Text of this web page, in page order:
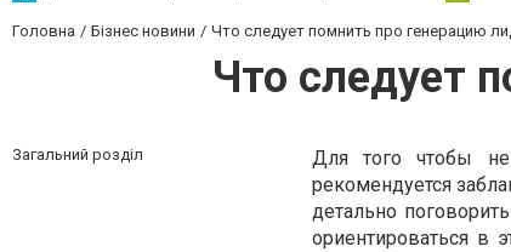
Головна Бізнес новини Что следует помнить про генерацию
Что следует
Загальний розділ
Для того чтобы
рекомендуется
детально
ориентироваться в